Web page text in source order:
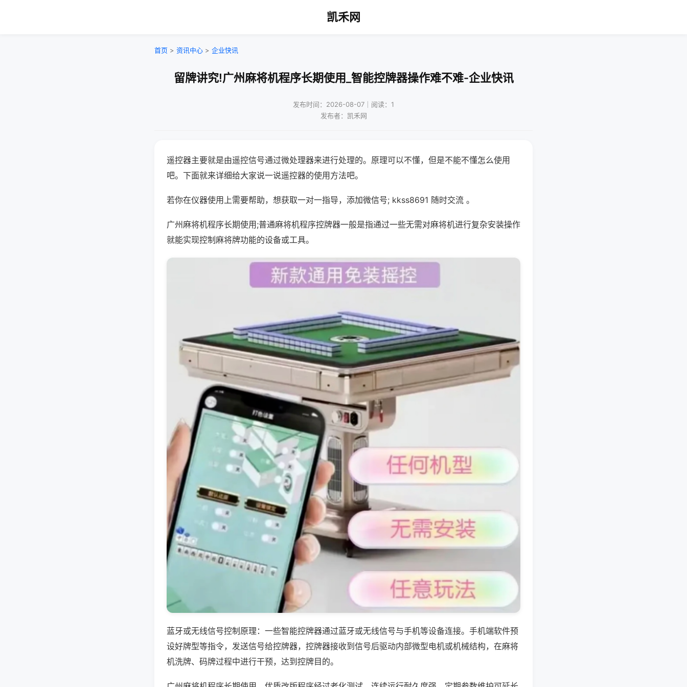
凯禾网
首页 > 资讯中心 > 企业快讯
留牌讲究!广州麻将机程序长期使用_智能控牌器操作难不难-企业快讯
发布时间：2026-08-07｜阅读：1
发布者：凯禾网
遥控器主要就是由遥控信号通过微处理器来进行处理的。原理可以不懂，但是不能不懂怎么使用
吧。下面就来详细给大家说一说遥控器的使用方法吧。
若你在仪器使用上需要帮助，想获取一对一指导，添加微信号; kkss8691 随时交流 。
广州麻将机程序长期使用;普通麻将机程序控牌器一般是指通过一些无需对麻将机进行复杂安装操作
就能实现控制麻将牌功能的设备或工具。
蓝牙或无线信号控制原理：一些智能控牌器通过蓝牙或无线信号与手机等设备连接。手机端软件预
设好牌型等指令，发送信号给控牌器，控牌器接收到信号后驱动内部微型电机或机械结构，在麻将
机洗牌、码牌过程中进行干预，达到控牌目的。